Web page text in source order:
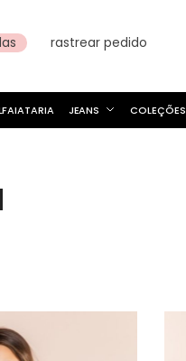
rastrear pedido
JEANS COLEÇÕES